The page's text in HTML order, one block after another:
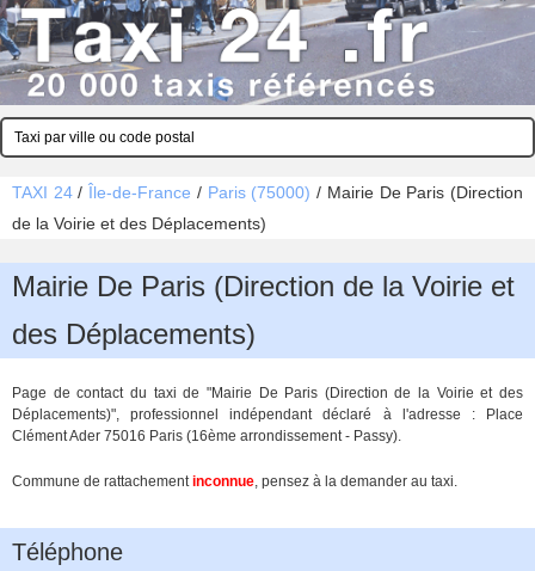
TAXI 24/ Île-de-France / Paris (75000) / Mairie De Paris (Direction
de la Voirie et des Déplacements)
Mairie De Paris (Direction de la Voirie et
des Déplacements)
Page de contact du taxi de "Mairie De Paris (Direction de la Voirie et des
Déplacements)", professionnel indépendant déclaré à l'adresse : Place
Clément Ader 75016 Paris (16ème arrondissement - Passy).
Commune de rattachementinconnue, pensez à la demander au taxi.
Téléphone